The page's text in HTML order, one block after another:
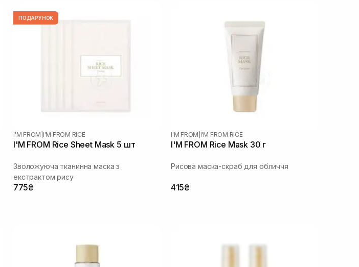
ПОДАРУНОК
I'M FROM I'M FROM RICE
I'M FROM Rice Sheet Mask 5 шт
Зволожуюча тканинна маска з
екстрактом рису
775₴
I'M FROM I'M FROM RICE
I'M FROM Rice Mask 30 г
Рисова маска-скраб для обличчя
415₴